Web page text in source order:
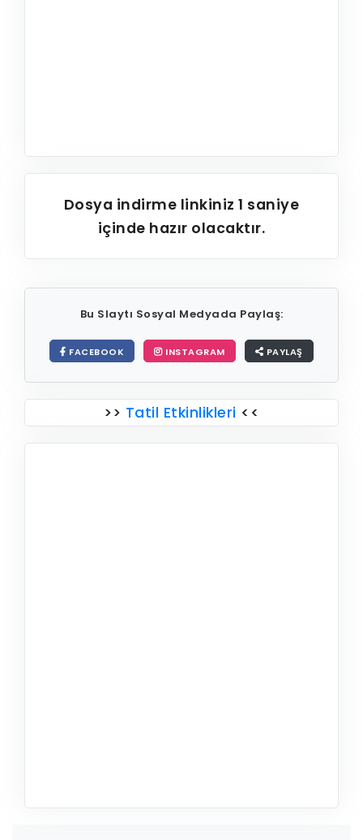
Dosya indirme linkiniz1 saniye
içinde hazır olacaktır.
Bu Slaytı Sosyal Medyada Paylaş:
FACEBOOK INSTAGRAM PAYLAŞ
>> Tatil Etkinlikleri <<